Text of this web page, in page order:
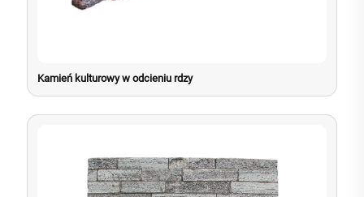
Kamień kulturowy w odcieniu rdzy